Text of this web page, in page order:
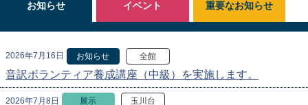
お知らせ
2026年7月16日 お知らせ 全館
音訳ボランティア養成講座（中級）を実施します。
2026年7月8日 展示 玉川台
イベント 重要なお知らせ